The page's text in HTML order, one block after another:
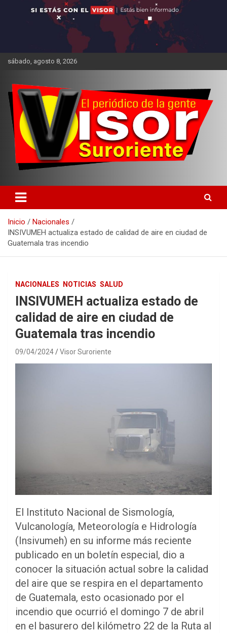
sábado, agosto 8, 2026
Inicio
Nacionales
INSIVUMEH actualiza estado de calidad de aire en ciudad de
Guatemala tras incendio
NACIONALES NOTICIAS SALUD
INSIVUMEH actualiza estado de
calidad de aire en ciudad de
Guatemala tras incendio
09/04/2024 Visor Suroriente
El Instituto Nacional de Sismología,
Vulcanología, Meteorología e Hidrología
(Insivumeh) en su informe más reciente
publicado en un boletín especial, dio a
conocer la situación actual sobre la calidad
del aire que se respira en el departamento
de Guatemala, esto ocasionado por el
incendio que ocurrió el domingo 7 de abril
en el basurero del kilómetro 22 de la Ruta al